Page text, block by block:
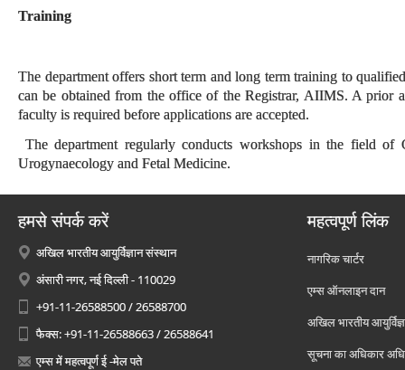
Training
The department offers short term and long term training to
can be obtained from the office of the Registrar, AIIMS. A prior
faculty is required before applications are accepted.
The department regularly conducts workshops in the field of
Urogynaecology and Fetal Medicine.
हमसे संपर्क करें
अखिल भारतीय आयुर्विज्ञान संस्थान
अंसारी नगर, नई दिल्ली - 110029
+91-11-26588500 / 26588700
फैक्स: +91-11-26588663 / 26588641
एम्स में महत्वपूर्ण ई -मेल पते
महत्वपूर्ण लिंक
नागरिक चार्टर
एम्स ऑनलाइन दान
अखिल भारतीय
सूचना का अधिकार